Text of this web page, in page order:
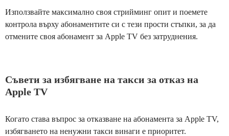
Използвайте максимално своя стрийминг опит и поемете
контрола върху абонаментите си с тези прости стъпки, за да
отмените своя абонамент за Apple TV без затруднения.
Съвети за избягване на такси за отказ на
Apple TV
Когато става въпрос за отказване на абонамента за Apple TV,
избягването на ненужни такси винаги е приоритет.